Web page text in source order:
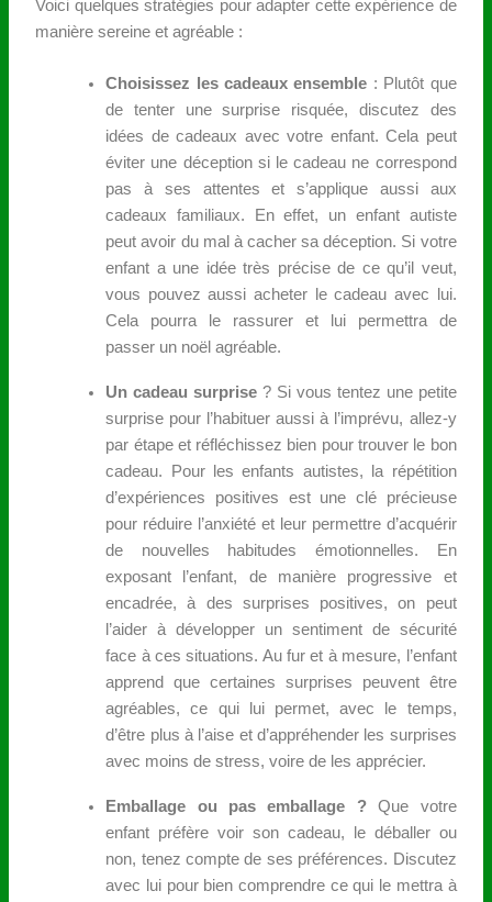
Voici quelques stratégies pour adapter cette expérience de
manière sereine et agréable :
Choisissez les cadeaux ensemble : Plutôt que
de tenter une surprise risquée, discutez des
idées de cadeaux avec votre enfant. Cela peut
éviter une déception si le cadeau ne correspond
pas à ses attentes et s’applique aussi aux
cadeaux familiaux. En effet, un enfant autiste
peut avoir du mal à cacher sa déception. Si votre
enfant a une idée très précise de ce qu’il veut,
vous pouvez aussi acheter le cadeau avec lui.
Cela pourra le rassurer et lui permettra de
passer un noël agréable.
Un cadeau surprise ? Si vous tentez une petite
surprise pour l’habituer aussi à l’imprévu, allez-y
par étape et réfléchissez bien pour trouver le bon
cadeau. Pour les enfants autistes, la répétition
d’expériences positives est une clé précieuse
pour réduire l’anxiété et leur permettre d’acquérir
de nouvelles habitudes émotionnelles. En
exposant l’enfant, de manière progressive et
encadrée, à des surprises positives, on peut
l’aider à développer un sentiment de sécurité
face à ces situations. Au fur et à mesure, l’enfant
apprend que certaines surprises peuvent être
agréables, ce qui lui permet, avec le temps,
d’être plus à l’aise et d’appréhender les surprises
avec moins de stress, voire de les apprécier.
Emballage ou pas emballage ?Que votre
enfant préfère voir son cadeau, le déballer ou
non, tenez compte de ses préférences. Discutez
avec lui pour bien comprendre ce qui le mettra à